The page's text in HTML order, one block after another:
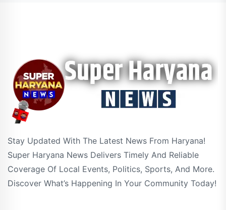
Stay Updated With The Latest News From Haryana!
Super Haryana News Delivers Timely And Reliable
Coverage Of Local Events, Politics, Sports, And More.
Discover What’s Happening In Your Community Today!